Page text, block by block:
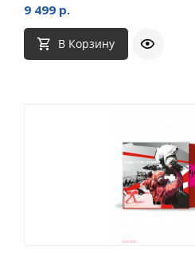
9 499 р.
В Корзину